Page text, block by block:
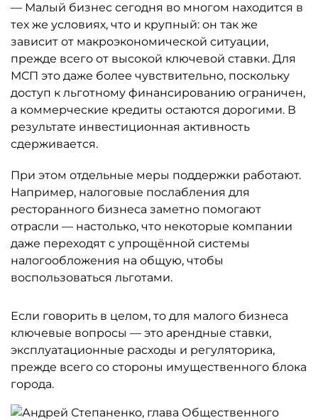
— Малый бизнес сегодня во многом находится в
тех же условиях, что и крупный: он так же
зависит от макроэкономической ситуации,
прежде всего от высокой ключевой ставки. Для
МСП это даже более чувствительно, поскольку
доступ к льготному финансированию ограничен,
а коммерческие кредиты остаются дорогими. В
результате инвестиционная активность
сдерживается.
При этом отдельные меры поддержки работают.
Например, налоговые послабления для
ресторанного бизнеса заметно помогают
отрасли — настолько, что некоторые компании
даже переходят с упрощённой системы
налогообложения на общую, чтобы
воспользоваться льготами.
Если говорить в целом, то для малого бизнеса
ключевые вопросы — это арендные ставки,
эксплуатационные расходы и регуляторика,
прежде всего со стороны имущественного блока
города.